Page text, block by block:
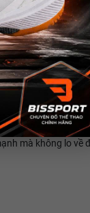
độ bền cho vợt
mà không lo về